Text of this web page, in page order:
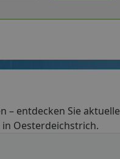
– entdecken Sie aktuelle
Oesterdeichstrich.